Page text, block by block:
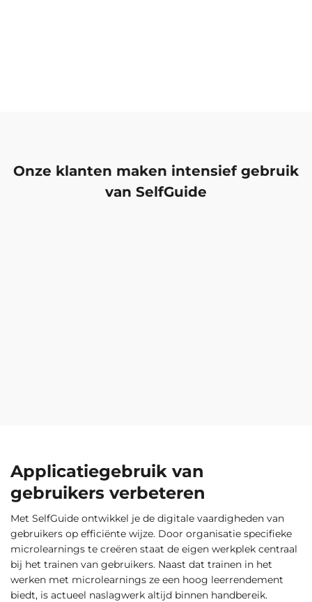
Onze klanten maken intensief gebruik
van SelfGuide
Applicatiegebruik van
gebruikers verbeteren
Met SelfGuide ontwikkel je de digitale vaardigheden van
gebruikers op efficiënte wijze. Door organisatie specifieke
microlearnings te creëren staat de eigen werkplek centraal
bij het trainen van gebruikers. Naast dat trainen in het
werken met microlearnings ze een hoog leerrendement
biedt, is actueel naslagwerk altijd binnen handbereik.